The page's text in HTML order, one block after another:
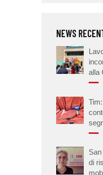
NEWS
alla
di